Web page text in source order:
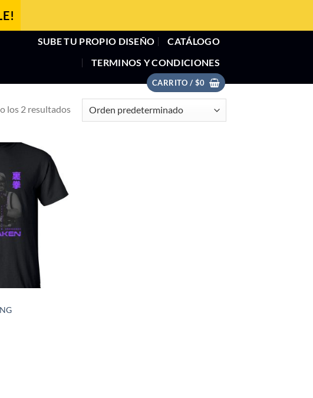
SUBE TU PROPIO DISEÑO
CATÁLOGO
TERMINOS Y CONDICIONES
CARRITO / $0
los 2 resultados